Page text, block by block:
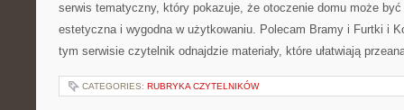
serwis tematyczny, który pokazuje, że otoczenie domu może
estetyczna i wygodna w użytkowaniu. Polecam Bramy i Furtki i
tym serwisie czytelnik odnajdzie materiały, które ułatwiają
CATEGORIES: RUBRYKA CZYTELNIKÓW